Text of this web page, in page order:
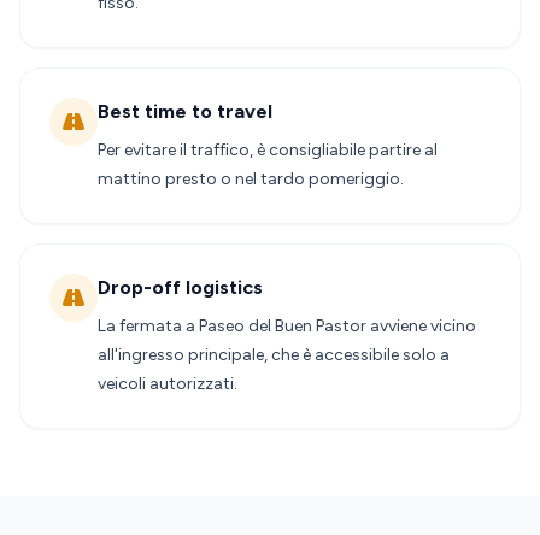
Best time to travel
Per evitare il traffico, è consigliabile partire al
mattino presto o nel tardo pomeriggio.
Drop-off logistics
La fermata a Paseo del Buen Pastor avviene vicino
all'ingresso principale, che è accessibile solo a
veicoli autorizzati.